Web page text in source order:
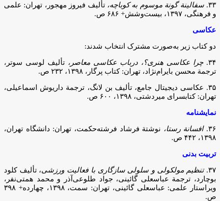
۳۳. سفالینة گونة موسوم به کوباچه، تألیف فیروز مهجور، تهران: علمی
و فرهنگی، ۱۳۹۷، بیست‌وشش+ ۶۸۶ ص.
عکاسی
دو کتاب زیر به‌صورت مشترک انتخاب شدند:
۳۴. چرا عکاسی هنری؟، درباب عکاسی معاصر، تألیف لوسی سوتر،
ترجمة محسن بایرام‌نژاد، تهران: کتاب پرگار، ۱۳۹۸، ۲۳۲ ص.
۳۵. عکاسی دیجیتال جامع، تألیف بن لانگ، ترجمة داریوش اسماعیلی،
تهران: کتابسرای میردشتی، ۱۳۹۸، ۶۰۰ ص.
نمایشنامه
۳۶. افسانة رستا، نوشتة فرشاد فرشته‌حکمت، تهران: دانشگاه تهران،
۱۳۹۸، ۴۴۲ ص.
تربیت بدنی
۳۷. تنظیم مولکولی و سلولی سازگاری با فعالیت ورزشی، تألیف کلود
بوچارد، ترجمة عباسعلی گائینی، جواد طلوعی‌آذر و محمد همتی‌نفر،
ویراستار علمی: عباسعلی گائینی، تهران: سمت، ۱۳۹۸، چهارده+ ۳۹۸
ص.